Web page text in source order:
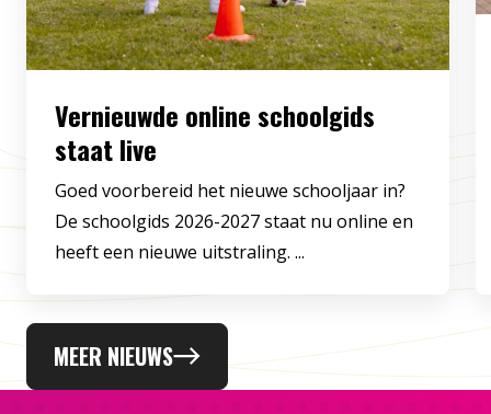
Vernieuwde online schoolgids
staat live
Goed voorbereid het nieuwe schooljaar in?
De schoolgids 2026-2027 staat nu online en
heeft een nieuwe uitstraling. ...
MEER NIEUWS